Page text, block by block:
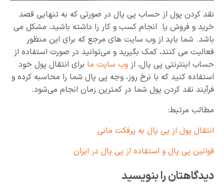
نقد کردن پول از حساب پی پال در صورتی که به تنهایی قصد
خرید و فروش یا انجام کسب و کار را داشته باشید، مشکل می
باشد. شما باید از وب سایت های مرجع که برای این منظور
فعالیت می کنند، کمک بگیرید و می‌توانید در صورت استفاده از
حساب اینترنتی پی پال، از وب سایت ما برای انتقال پول خود
استفاده کنید که با نرخ روز، وجه پی پال شما را محاسبه کرده و
فرآیند نقد کردن پول شما در کمترین زمان انجام می‌شود.
مطالب مرتبط:
انتقال پول از پی پال به پرفکت مانی
قوانین پی پال و استفاده از پی پال در ایران
دیدگاهتان را بنویسید